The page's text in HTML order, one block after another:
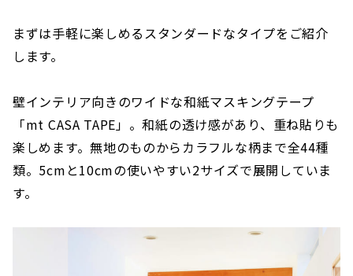
まずは手軽に楽しめるスタンダードなタイプをご紹介
します。
壁インテリア向きのワイドな和紙マスキングテープ
「mt CASA TAPE」。和紙の透け感があり、重ね貼りも
楽しめます。無地のものからカラフルな柄まで全44種
類。5cmと10cmの使いやすい2サイズで展開していま
す。